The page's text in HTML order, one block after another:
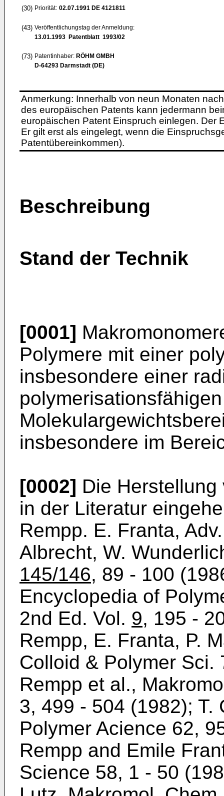
(30) Priorität: 02.07.1991 DE 4121811
(43) Veröffentlichungstag der Anmeldung:
13.01.1993 Patentblatt 1993/02
(73) Patentinhaber: RÖHM GMBH
D-64293 Darmstadt (DE)
Anmerkung: Innerhalb von neun Monaten
des europäischen Patents kann jedermann
europäischen Patent Einspruch einlegen. Der
Er gilt erst als eingelegt, wenn die
Patentübereinkommen).
Beschreibung
Stand der Technik
[0001]
Polymere mit einer
insbesondere einer
insbesondere im
[0002] Die
in der Literatur
Rempp. E. Franta,
Albrecht, W.
145/146, 89 - 100
Encyclopedia of
2nd Ed. Vol. 9, 195 -
Rempp, E. Franta, P.
Colloid & Polymer Sci.
Rempp et al.,
3, 499 - 504 (1982); T.
Polymer Acience 62,
Rempp and Emile
Science 58, 1 - 50